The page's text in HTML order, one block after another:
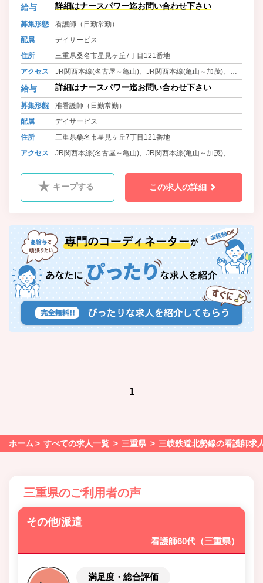
給与 詳細はナースパワー迄お問い合わせ下さい
募集形態
看護師（日勤常勤）
配属
デイサービス
住所
三重県桑名市星見ヶ丘7丁目121番地
アクセス
JR関西本線(名古屋～亀山)、JR関西本線(亀山～加茂)、近
鉄名古屋線 桑名駅よりバスで15分 徒歩1分
三岐鉄道北勢線 星川駅 徒歩15分
給与 詳細はナースパワー迄お問い合わせ下さい
募集形態
准看護師（日勤常勤）
配属
デイサービス
住所
三重県桑名市星見ヶ丘7丁目121番地
アクセス
JR関西本線(名古屋～亀山)、JR関西本線(亀山～加茂)、近
三岐鉄道北勢線 星川駅 徒歩15分
キープする この求人の詳細
1
ホーム すべての求人一覧 三重県 三岐鉄道北勢線の看護師求
三重県のご利用者の声
その他/派遣
看護師60代（三重県）
満足度・総合評価